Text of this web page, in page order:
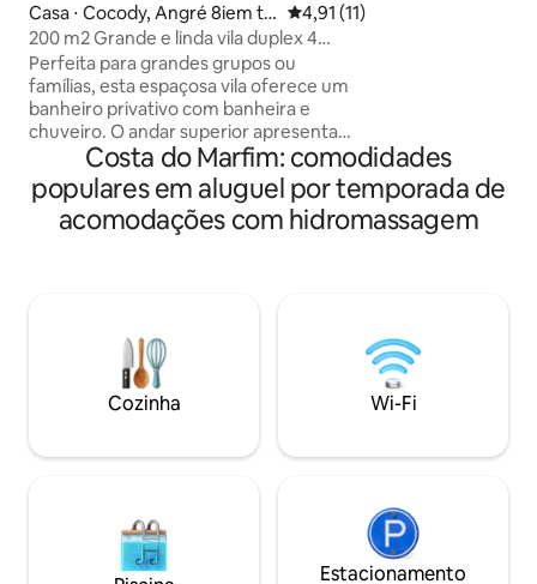
Casa ⋅ Cocody, Angré 8iem tr
anche cité Djibi, Abidjan
4,91 de uma avaliação média
4,91 (11)
200 m2 Grande e linda vila duplex 4
quartos. 5 *
Perfeita para grandes grupos ou
famílias, esta espaçosa vila oferece um
banheiro privativo com banheira e
chuveiro. O andar superior apresenta
mais 2 banheiros, além de um banheiro
de hóspedes no andar de baixo.
Totalmente climatizado, dispõe de uma
vasta área de estar e uma cozinha
alta velocidade dedicado, Canal+,
Netflix, uma máquina de lavar roupa e
um grande aquecedor de água. Ideal
para estadias curtas ou longas.
Costa do Marfim: comodidades
populares em aluguel por temporada de
acomodações com hidromassagem
Cozinha Wi-Fi
Estacionamento